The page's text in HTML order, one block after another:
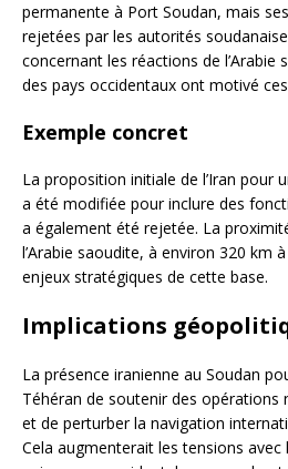
permanente à Port Soudan, mais
rejetées par les autorités
concernant les réactions de l’Arabie
des pays occidentaux ont motivé
Exemple concret
La proposition initiale de l’Iran pour
a été modifiée pour inclure des
a également été rejetée. La
l’Arabie saoudite, à environ 320 km
enjeux stratégiques de cette base.
Implications
La présence iranienne au Soudan
Téhéran de soutenir des opérations
et de perturber la navigation
Cela augmenterait les tensions avec